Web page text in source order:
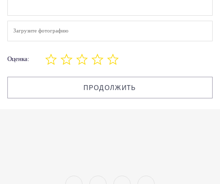
Загрузите фотографию
Оценка:
ПРОДОЛЖИТЬ